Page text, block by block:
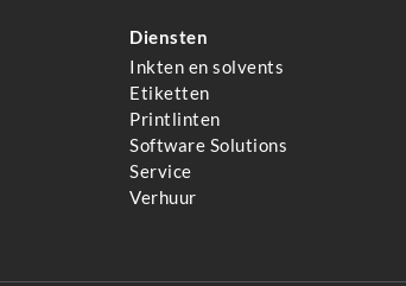
Diensten
Inkten en solvents
Etiketten
Printlinten
Software Solutions
Service
Verhuur